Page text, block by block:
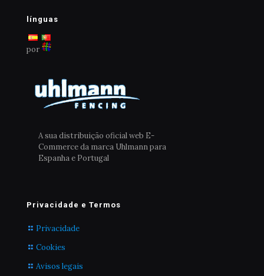
escolhidas
página
do
línguas
por
A sua distribuição oficial web E-
Commerce da marca Uhlmann para
Espanha e Portugal
Privacidade e Termos
Privacidade
Cookies
Avisos legais